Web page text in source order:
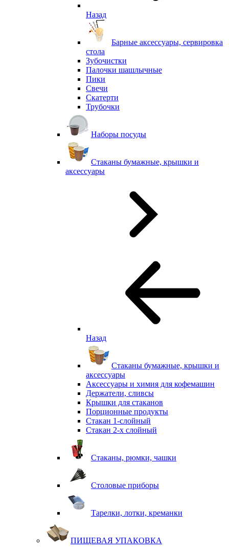
Назад
Барные аксессуары, сервировка
стола
Зубочистки
Палочки шашлычные
Пики
Свечи
Скатерти
Трубочки
Наборы посуды
Стаканы бумажные, крышки и
аксессуары
Назад
Стаканы бумажные, крышки и
аксессуары
Аксессуары и химия для кофемашин
Держатели, сливсы
Крышки для стаканов
Порционные продукты
Стакан 1-слойный
Стакан 2-х слойный
Стаканы, рюмки, чашки
Столовые приборы
Тарелки, лотки, креманки
ПИЩЕВАЯ УПАКОВКА